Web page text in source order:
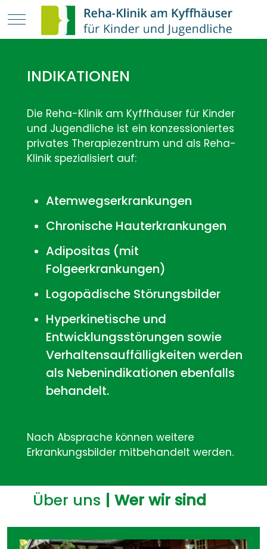
Mobile Menu Toggle
INDIKATIONEN
Die Reha-Klinik am Kyffhäuser für Kinder
und Jugendliche ist ein konzessioniertes
privates Therapiezentrum und als Reha-
Klinik spezialisiert auf:
Atemwegserkrankungen
Chronische Hauterkrankungen
Adipositas (mit
Folgeerkrankungen)
Logopädische Störungsbilder
Hyperkinetische und
Entwicklungsstörungen sowie
Verhaltensauffälligkeiten werden
als Nebenindikationen ebenfalls
behandelt.
Nach Absprache können weitere
Erkrankungsbilder mitbehandelt werden.
Über uns | Wer wir sind